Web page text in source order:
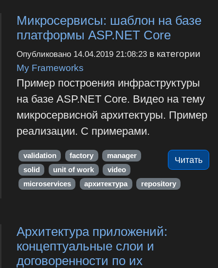
Микросервисы: шаблон на базе
платформы ASP.NET Core
Опубликовано 14.04.2019 21:08:23в категории
My Frameworks
Пример построения инфраструктуры
на базе ASP.NET Core. Видео на тему
микросервисной архитектуры. Пример
реализации. С примерами.
Читать
validation factory
manager
solid
unit of work
video
microservices
архитектура repository
Архитектура приложений:
концептуальные слои и
договоренности по их